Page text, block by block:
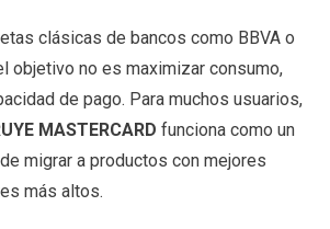
clásicas de bancos como BBVA o
objetivo no es maximizar consumo,
de pago. Para muchos usuarios,
MASTERCARD funciona como un
migrar a productos con mejores
más altos.